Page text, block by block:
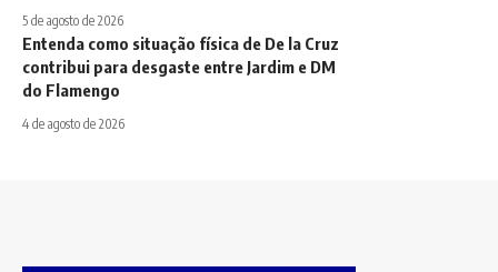
5 de agosto de 2026
Entenda como situação física de De la Cruz
contribui para desgaste entre Jardim e DM
do Flamengo
4 de agosto de 2026